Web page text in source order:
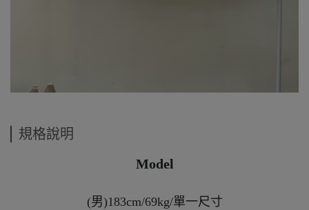
規格說明
Model
(男)183cm/69kg/單一尺寸